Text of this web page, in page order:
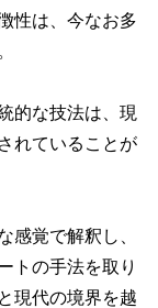
性は、今なお多
的な技法は、現
れていることが
感覚で解釈し、
トの手法を取り
現代の境界を越